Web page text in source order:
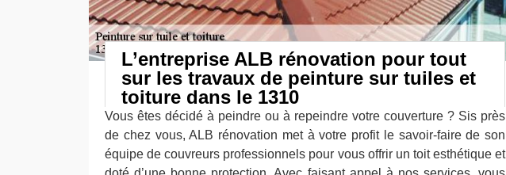
L’entreprise ALB rénovation pour tout
sur les travaux de peinture sur tuiles et
toiture dans le 1310
Vous êtes décidé à peindre ou à repeindre votre couverture ? Sis près
de chez vous, ALB rénovation met à votre profit le savoir-faire de son
équipe de couvreurs professionnels pour vous offrir un toit esthétique et